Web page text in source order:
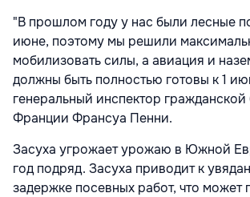
"В прошлом году у нас были лесные
июне, поэтому мы решили
мобилизовать силы, а авиация и
должны быть полностью готовы к 1
генеральный инспектор гражданской
Франции Франсуа Пенни.
Засуха угрожает урожаю в Южной
год подряд. Засуха приводит к
задержке посевных работ, что может